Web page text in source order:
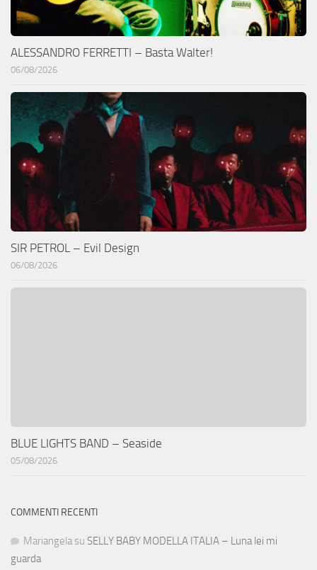
ALESSANDRO FERRETTI – Basta Walter!
06/08/2026
SIR PETROL – Evil Design
06/08/2026
BLUE LIGHTS BAND – Seaside
05/08/2026
COMMENTI RECENTI
Mariangela su SELLY BABY MODELLA ITALIA – Luna lei mi
guarda